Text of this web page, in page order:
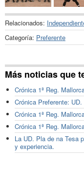
Relacionados:
Categoría: Preferente
Más noticias que
Crónica 1ª Reg.
Crónica Preferente:
Crónica 1ª Reg.
Crónica 1ª Reg.
La UD. Pla de na Tesa
y experiencia.